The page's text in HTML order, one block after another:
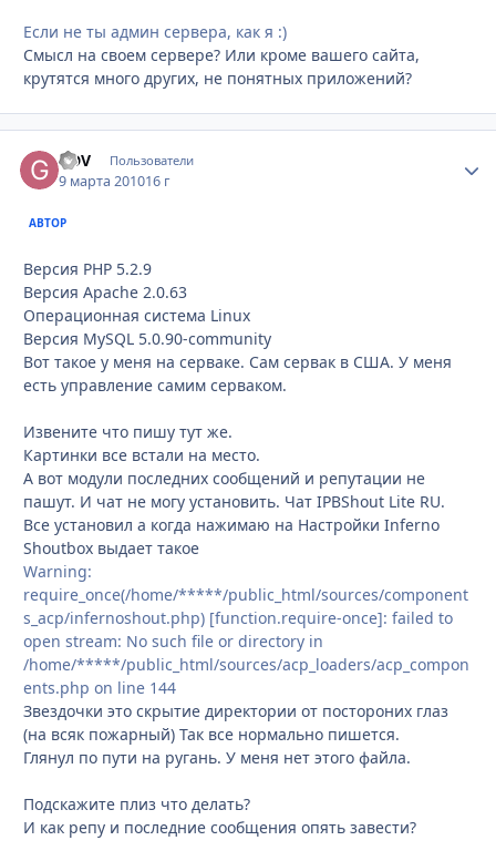
Если не ты админ сервера, как я :)
Смысл на своем сервере? Или кроме вашего сайта,
крутятся много других, не понятных приложений?
GDV Пользователи
9 марта 201016 г
АВТОР
Версия PHP 5.2.9
Версия Apache 2.0.63
Операционная система Linux
Версия MySQL 5.0.90-community
Вот такое у меня на серваке. Сам сервак в США. У меня
есть управление самим серваком.
Извените что пишу тут же.
Картинки все встали на место.
А вот модули последних сообщений и репутации не
пашут. И чат не могу установить. Чат IPBShout Lite RU.
Все установил а когда нажимаю на Настройки Inferno
Shoutbox выдает такое
Warning:
require_once(/home/*****/public_html/sources/component
s_acp/infernoshout.php) [function.require-once]: failed to
open stream: No such file or directory in
/home/*****/public_html/sources/acp_loaders/acp_compon
ents.php on line 144
Звездочки это скрытие директории от постороних глаз
(на всяк пожарный) Так все нормально пишется.
Глянул по пути на ругань. У меня нет этого файла.
Подскажите плиз что делать?
И как репу и последние сообщения опять завести?